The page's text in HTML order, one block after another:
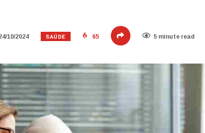
10/2024 SAÚDE 65 5 minute read